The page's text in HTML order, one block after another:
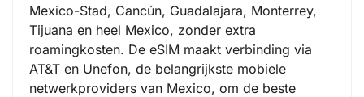
Mexico-Stad, Cancún, Guadalajara, Monterrey,
Tijuana en heel Mexico, zonder extra
roamingkosten. De eSIM maakt verbinding via
AT&T en Unefon, de belangrijkste mobiele
netwerkproviders van Mexico, om de beste